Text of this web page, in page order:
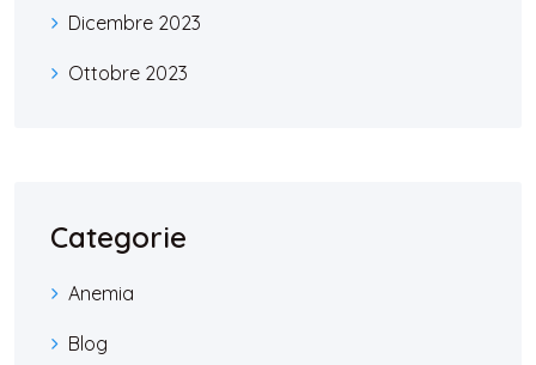
Dicembre 2023
Ottobre 2023
Categorie
Anemia
Blog